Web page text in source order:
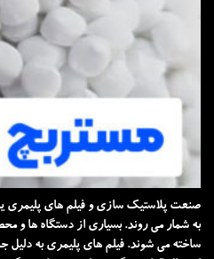
صنعت پلاستیک سازی و فیلم های پلیمری
به شمار می روند. بسیاری از دستگاه ها و
ساخته می شوند. فیلم های پلیمری به دلیل